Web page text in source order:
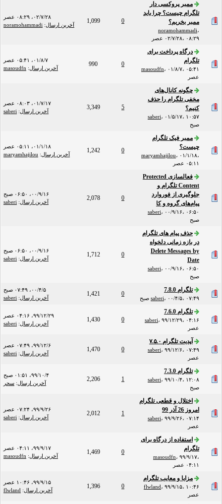
ممبر پروکسی دار
تلگرام چیست؟ چرا باید
ممبر بخریم؟
noramohammadi،
۰۲/۷/۲۸، ۰۸:۲۹ عصر
0
1,099
۰۲/۷/۲۸، ۰۸:۲۹ عصر
آخرین ارسال:
noramohammadi
درگاه پرداخت برای
تلگرام
masoudfn، ۰۱/۸/۷، ۰۵:۴۱
عصر
0
990
۰۱/۸/۷، ۰۵:۴۱ عصر
آخرین ارسال:
masoudfn
چگونه کانال‌های
مخفی تلگرام را حذف
کنیم؟
saberi، ۰۱/۵/۱۷، ۱۰:۵۷
صبح
5
3,349
۰۱/۷/۱۷، ۰۸:۰۳ عصر
آخرین ارسال:
saberi
ممبر فیک تلگرام
چیست؟
maryamhajilou، ۰۱/۱/۱۸،
۰۵:۱۱ عصر
0
1,242
۰۱/۱/۱۸، ۰۵:۱۱ عصر
آخرین ارسال:
maryamhajilou
فعالسازی Protected
Content تلگرام و
جلوگیری از فوروارد
پیام‌های گروه و کا
saberi، ۰۰/۹/۱۶، ۰۶:۵۰
صبح
0
2,078
۰۰/۹/۱۶، ۰۶:۵۰ صبح
آخرین ارسال:
saberi
حذف پیام های تلگرام
در بازه زمانی دلخواه
Delete Messages by
Date
saberi، ۰۰/۹/۱۶، ۰۶:۵۰
صبح
0
1,712
۰۰/۹/۱۶، ۰۶:۵۰ صبح
آخرین ارسال:
saberi
تلگرام 7.8.0
saberi، ۰۰/۴/۵، ۰۷:۴۹ صبح
0
1,421
۰۰/۴/۵، ۰۷:۴۹ صبح
آخرین ارسال:
saberi
تلگرام 7.6.0
saberi، ۹۹/۱۲/۲۹، ۰۴:۱۶
عصر
0
1,430
۹۹/۱۲/۲۹، ۰۴:۱۶ عصر
آخرین ارسال:
saberi
آپدیت تلگرام ۷.۵.۰
saberi، ۹۹/۱۲/۶، ۰۷:۴۹
عصر
0
1,470
۹۹/۱۲/۶، ۰۷:۴۹ عصر
آخرین ارسال:
saberi
تلگرام 7.3.0
saberi، ۹۹/۱۰/۴، ۱۲:۰۸
صبح
1
2,206
۹۹/۱۰/۴، ۰۱:۵۱ صبح
آخرین ارسال: سحر
اختلال و قطعی تلگرام
امروز 26 آذر 99
saberi، ۹۹/۹/۲۶، ۰۷:۱۴
عصر
1
2,012
۹۹/۹/۲۶، ۰۷:۲۴ عصر
آخرین ارسال:
saberi
استفاده از درگاه برای
تلگرام
masoudfn، ۹۹/۹/۱۷،
۰۴:۱۱ عصر
0
1,469
۹۹/۹/۱۷، ۰۴:۱۱ عصر
آخرین ارسال:
masoudfn
مزایا و معایب تلگرام
flwland، ۹۹/۹/۱۵، ۱۰:۴۶
عصر
0
1,396
۹۹/۹/۱۵، ۱۰:۴۶ عصر
آخرین ارسال:
flwland